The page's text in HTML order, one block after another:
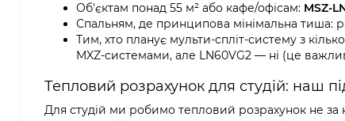
Об'єктам понад 55 м² або кафе/офісам: MSZ-
Спальням, де принципова мінімальна тиша:
Тим, хто планує мульти-спліт-систему з
MXZ-системами, але LN60VG2 — ні (це
Тепловий розрахунок для студій: наш
Для студій ми робимо тепловий розрахунок не за